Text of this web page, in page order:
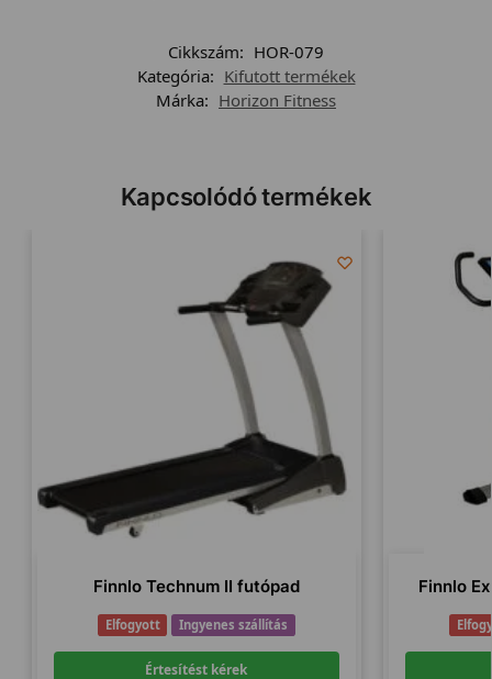
Cikkszám: HOR-079
Kategória: Kifutott termékek
Márka: Horizon Fitness
Kapcsolódó termékek
Finnlo Technum II futópad
Elfogyott Ingyenes szállítás
Értesítést kérek
Finnlo